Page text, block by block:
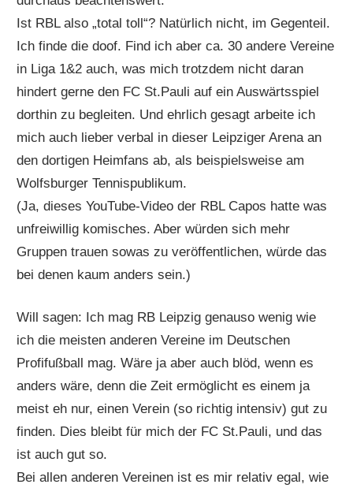
Ist RBL also „total toll“? Natürlich nicht, im Gegenteil.
Ich finde die doof. Find ich aber ca. 30 andere Vereine
in Liga 1&2 auch, was mich trotzdem nicht daran
hindert gerne den FC St.Pauli auf ein Auswärtsspiel
dorthin zu begleiten. Und ehrlich gesagt arbeite ich
mich auch lieber verbal in dieser Leipziger Arena an
den dortigen Heimfans ab, als beispielsweise am
Wolfsburger Tennispublikum.
(Ja, dieses YouTube-Video der RBL Capos hatte was
unfreiwillig komisches. Aber würden sich mehr
Gruppen trauen sowas zu veröffentlichen, würde das
bei denen kaum anders sein.)
Will sagen: Ich mag RB Leipzig genauso wenig wie
ich die meisten anderen Vereine im Deutschen
Profifußball mag. Wäre ja aber auch blöd, wenn es
anders wäre, denn die Zeit ermöglicht es einem ja
meist eh nur, einen Verein (so richtig intensiv) gut zu
finden. Dies bleibt für mich der FC St.Pauli, und das
ist auch gut so.
Bei allen anderen Vereinen ist es mir relativ egal, wie